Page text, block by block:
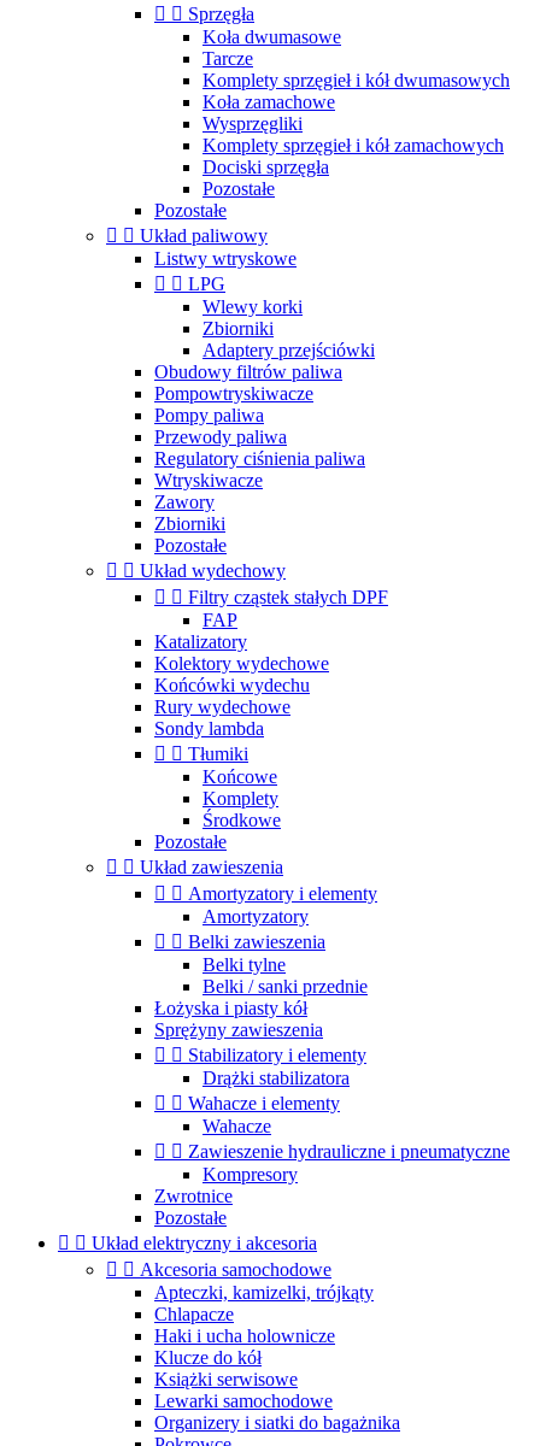
  Sprzęgła
Koła dwumasowe
Tarcze
Komplety sprzęgieł i kół dwumasowych
Koła zamachowe
Wysprzęgliki
Komplety sprzęgieł i kół zamachowych
Dociski sprzęgła
Pozostałe
Pozostałe
  Układ paliwowy
Listwy wtryskowe
  LPG
Wlewy korki
Zbiorniki
Adaptery przejściówki
Obudowy filtrów paliwa
Pompowtryskiwacze
Pompy paliwa
Przewody paliwa
Regulatory ciśnienia paliwa
Wtryskiwacze
Zawory
Zbiorniki
Pozostałe
  Układ wydechowy
  Filtry cząstek stałych DPF
FAP
Katalizatory
Kolektory wydechowe
Końcówki wydechu
Rury wydechowe
Sondy lambda
  Tłumiki
Końcowe
Komplety
Środkowe
Pozostałe
  Układ zawieszenia
  Amortyzatory i elementy
Amortyzatory
  Belki zawieszenia
Belki tylne
Belki / sanki przednie
Łożyska i piasty kół
Sprężyny zawieszenia
  Stabilizatory i elementy
Drążki stabilizatora
  Wahacze i elementy
Wahacze
  Zawieszenie hydrauliczne i pneumatyczne
Kompresory
Zwrotnice
Pozostałe
  Układ elektryczny i akcesoria
  Akcesoria samochodowe
Apteczki, kamizelki, trójkąty
Chlapacze
Haki i ucha holownicze
Klucze do kół
Książki serwisowe
Lewarki samochodowe
Organizery i siatki do bagażnika